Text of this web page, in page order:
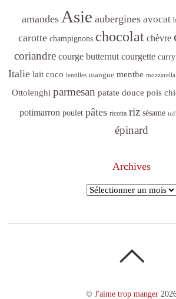
amandes Asie aubergines avocat
carotte champignons chocolat chèvre
coriandre courge butternut courgette curry
Italie lait coco lentilles mangue menthe mozzarella
Ottolenghi parmesan patate douce pois
potimarron poulet pâtes ricotta riz sésame
épinard
Archives
Archives
©J'aime trop manger